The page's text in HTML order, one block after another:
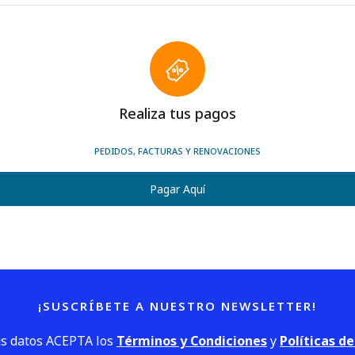
Realiza tus pagos
PEDIDOS, FACTURAS Y RENOVACIONES
Pagar Aquí
¡SUSCRÍBETE A NUESTRO NEWSLETTER!
datos ACEPTA los Términos y Condicionesy Políticas